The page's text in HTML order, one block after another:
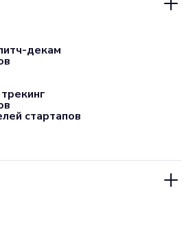
декам
стартапов